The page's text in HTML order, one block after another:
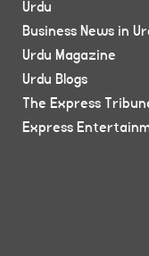
Urdu
Business News in
Urdu Magazine
Urdu Blogs
The Express
Express